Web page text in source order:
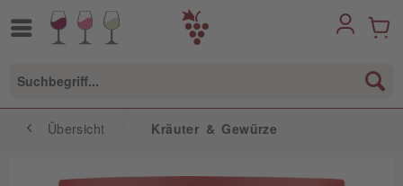
Übersicht Kräuter & Gewürze